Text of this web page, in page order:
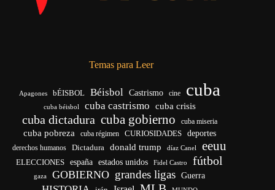
Temas para Leer
Apagones bÉISBOL Béisbol Castrismo cine cuba
cuba béisbol cuba castrismo cuba crisis
cuba dictadura cuba gobierno cuba miseria
cuba pobreza cuba régimen CURIOSIDADES deportes
derechos humanos Dictadura donald trump díaz Canel eeuu
ELECCIONES españa estados unidos Fidel Castro fútbol
gaza GOBIERNO grandes ligas Guerra